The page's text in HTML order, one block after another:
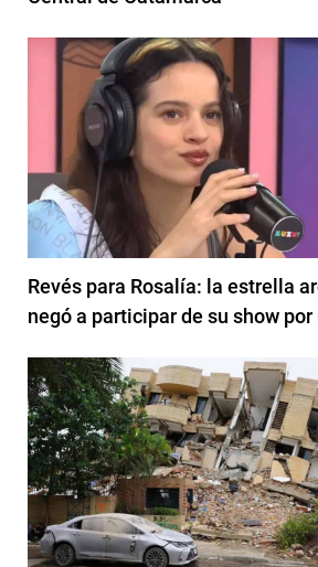
Revés para Rosalía: la estrella
negó a participar de su show